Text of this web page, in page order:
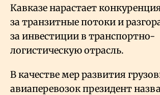
Кавказе нарастает
за транзитные потоки и
за инвестиции в транспортно-
логистическую отрасль.
В качестве мер развития
авиаперевозок президент